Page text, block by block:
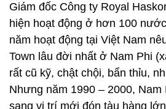
Giám đốc Công ty Royal
hiện hoạt động ở hơn 100
năm hoạt động tại Việt Nam
Town lâu đời nhất ở Nam Phi
rất cũ kỹ, chật chội, bẩn thỉu,
Nhưng năm 1990 – 2000,
sang vị trí mới đón tàu hàng